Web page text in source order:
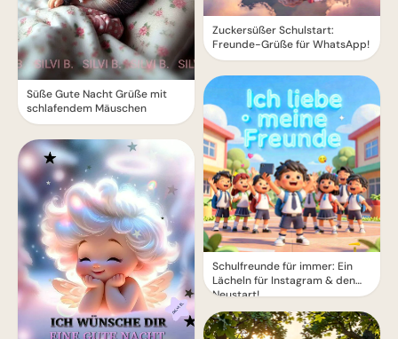
Süße Gute Nacht Grüße mit
schlafendem Mäuschen
Zuckersüßer Schulstart:
Freunde-Grüße für WhatsApp!
Schulfreunde für immer: Ein
Lächeln für Instagram & den
Neustart!